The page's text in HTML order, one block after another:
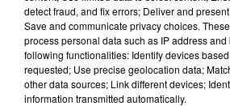
detect fraud, and fix errors; Deliver and
Save and communicate privacy choices.
process personal data such as IP address
following functionalities: Identify devices
requested; Use precise geolocation data;
other data sources; Link different devices;
information transmitted automatically.